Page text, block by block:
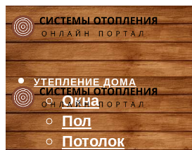
УТЕПЛЕНИЕ ДОМА
Окна
Пол
Потолок